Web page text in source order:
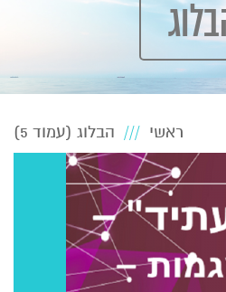
ראשי הבלוג (עמוד 5)